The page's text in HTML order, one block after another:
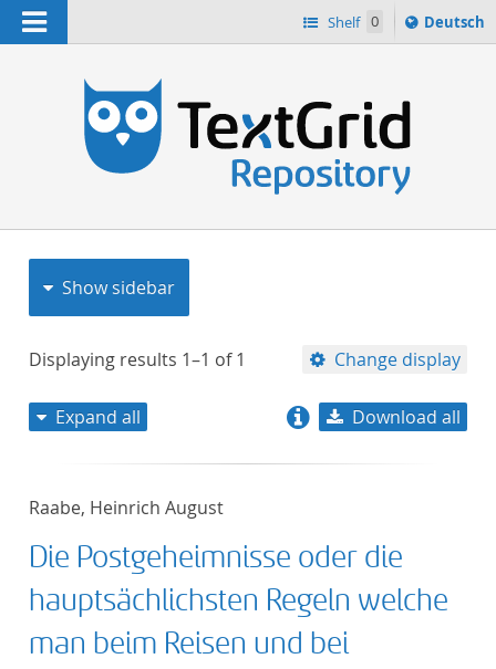
Navigation Shelf 0
Sprache
ï¿½ndern
Deutsch
Show sidebar
Displaying results 1–1 of1 Change display
title descending
format ascending
Expand all Download all
Raabe, Heinrich August
Die Postgeheimnisse oder die
hauptsächlichsten Regeln welche
man beim Reisen und bei